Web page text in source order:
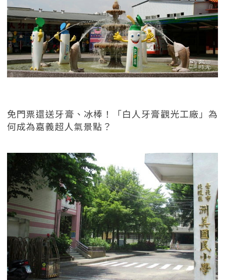
免門票還送牙膏、冰棒！「白人牙膏觀光工廠」為
何成為嘉義超人氣景點？